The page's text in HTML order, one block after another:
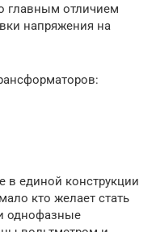
главным отличием
напряжения на
в единой конструкции
кто желает стать
однофазные